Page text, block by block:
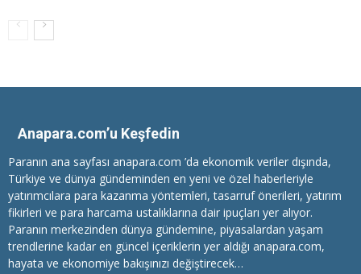
Anapara.com’u Keşfedin
Paranın ana sayfası anapara.com ’da ekonomik veriler dışında,
Türkiye ve dünya gündeminden en yeni ve özel haberleriyle
yatırımcılara para kazanma yöntemleri, tasarruf önerileri, yatırım
fikirleri ve para harcama ustalıklarına dair ipuçları yer alıyor.
Paranın merkezinden dünya gündemine, piyasalardan yaşam
trendlerine kadar en güncel içeriklerin yer aldığı anapara.com,
hayata ve ekonomiye bakışınızı değiştirecek…